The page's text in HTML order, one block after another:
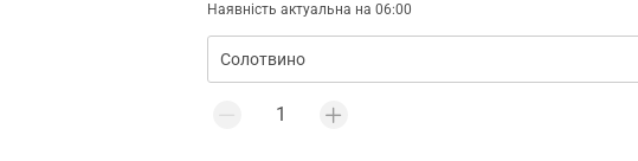
Наявність актуальна на 06:00